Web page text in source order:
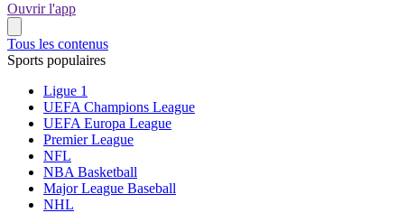
Ouvrir l'app
Tous les contenus
Sports populaires
Ligue 1
UEFA Champions League
UEFA Europa League
Premier League
NFL
NBA Basketball
Major League Baseball
NHL